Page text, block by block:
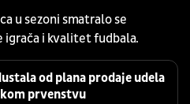
u sezoni smatralo se
igrača i kvalitet fudbala.
od plana prodaje udela
prvenstvu